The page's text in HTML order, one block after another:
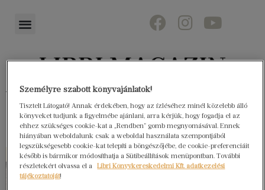
Könyvektől az olvasókig
Személyre szabott könyvajánlatok!
Tisztelt Látogató! Annak érdekében, hogy az ízléséhez minél közelebb álló
könyveket tudjunk a figyelmébe ajánlani, arra kérjük, hogy fogadja el az
ehhez szükséges cookie-kat a „Rendben” gomb megnyomásával. Ennek
hiányában weboldalunk csak a weboldal használata szempontjából
legszükségesebb cookie-kat telepíti a böngészőjébe, de cookie-preferenciáit
később is bármikor módosíthatja a Sütibeállítások menüpontban. További
részletekért olvassa el a
Libri Könyvkereskedelmi Kft. adatkezelési
tájékoztatóját!